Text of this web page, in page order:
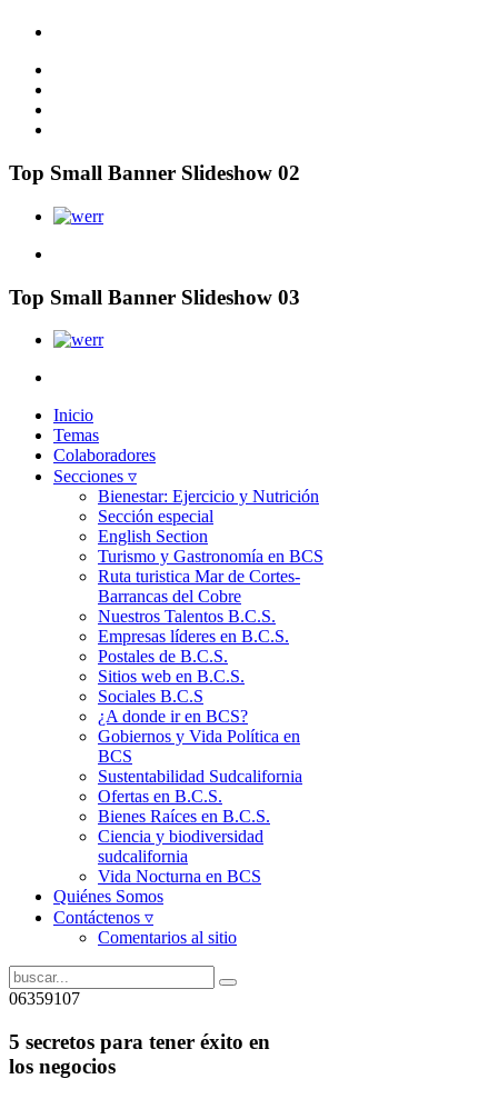
Top Small Banner Slideshow 02
Top Small Banner Slideshow 03
Inicio
Temas
Colaboradores
Secciones ▿
Bienestar: Ejercicio y Nutrición
Sección especial
English Section
Turismo y Gastronomía en BCS
Ruta turistica Mar de Cortes-
Barrancas del Cobre
Nuestros Talentos B.C.S.
Empresas líderes en B.C.S.
Postales de B.C.S.
Sitios web en B.C.S.
Sociales B.C.S
¿A donde ir en BCS?
Gobiernos y Vida Política en
BCS
Sustentabilidad Sudcalifornia
Ofertas en B.C.S.
Bienes Raíces en B.C.S.
Ciencia y biodiversidad
sudcalifornia
Vida Nocturna en BCS
Quiénes Somos
Contáctenos ▿
Comentarios al sitio
06359107
5 secretos para tener éxito en
los negocios